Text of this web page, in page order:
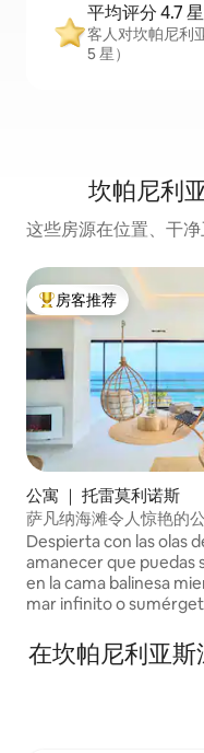
平均评分 4.7 星
客人对坎帕尼利
5 星）
坎帕尼利
这些房源在位置、干净
热门「房客推荐」
房客推荐
公寓 ｜ 托雷莫利诺斯
萨凡纳海滩令人惊艳的
Despierta con las olas
amanecer que puedas
en la cama balinesa
mar infinito o
de cava. El Savanna
para pasar unas
un lugar mágico y con
在坎帕尼利亚